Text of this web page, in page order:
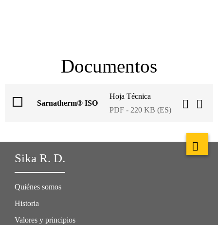
Documentos
Sarnatherm® ISO
Hoja Técnica
PDF - 220 KB (ES)
Sika R. D.
Quiénes somos
Historia
Valores y principios